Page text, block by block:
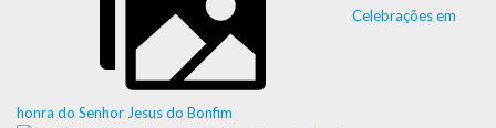
Celebrações em
honra do Senhor Jesus do Bonfim